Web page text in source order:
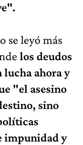
se leyó más
los deudos
ahora y
"el asesino
sino
impunidad y